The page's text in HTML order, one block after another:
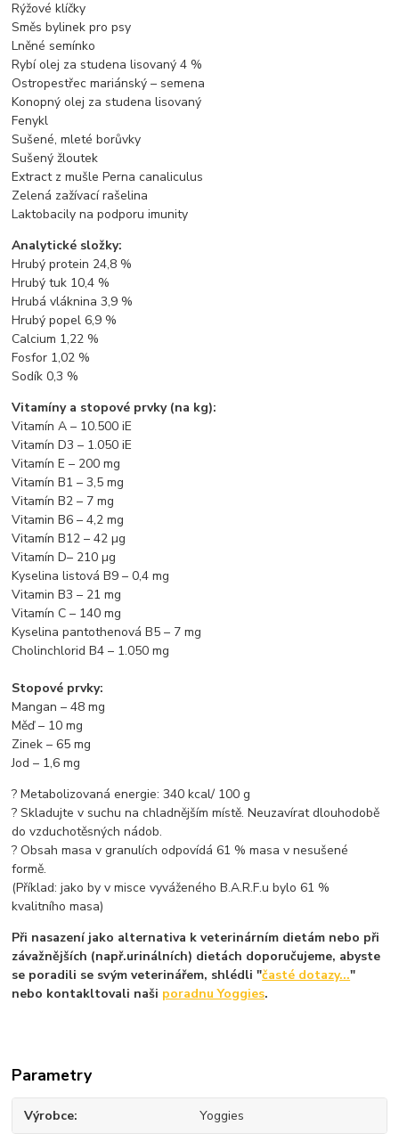
Rýžové klíčky
Směs bylinek pro psy
Lněné semínko
Rybí olej za studena lisovaný 4 %
Ostropestřec mariánský – semena
Konopný olej za studena lisovaný
Fenykl
Sušené, mleté borůvky
Sušený žloutek
Extract z mušle Perna canaliculus
Zelená zažívací rašelina
Laktobacily na podporu imunity
Analytické složky:
Hrubý protein 24,8 %
Hrubý tuk 10,4 %
Hrubá vláknina 3,9 %
Hrubý popel 6,9 %
Calcium 1,22 %
Fosfor 1,02 %
Sodík 0,3 %
Vitamíny a stopové prvky (na kg):
Vitamín A – 10.500 iE
Vitamín D3 – 1.050 iE
Vitamín E – 200 mg
Vitamín B1 – 3,5 mg
Vitamín B2 – 7 mg
Vitamin B6 – 4,2 mg
Vitamín B12 – 42 µg
Vitamín D– 210 µg
Kyselina listová B9 – 0,4 mg
Vitamin B3 – 21 mg
Vitamín C – 140 mg
Kyselina pantothenová B5 – 7 mg
Cholinchlorid B4 – 1.050 mg
Stopové prvky:
Mangan – 48 mg
Měď – 10 mg
Zinek – 65 mg
Jod – 1,6 mg
? Metabolizovaná energie: 340 kcal/ 100 g
? Skladujte v suchu na chladnějším místě. Neuzavírat dlouhodobě
do vzduchotěsných nádob.
? Obsah masa v granulích odpovídá 61 % masa v nesušené
formě.
(Příklad: jako by v misce vyváženého B.A.R.F.u bylo 61 %
kvalitního masa)
Při nasazení jako alternativa k veterinárním dietám nebo při
závažnějších (např.urinálních) dietách doporučujeme, abyste
se poradili se svým veterinářem, shlédli "časté dotazy..."
nebo kontakltovali naši poradnu Yoggies.
Parametry
Výrobce Yoggies